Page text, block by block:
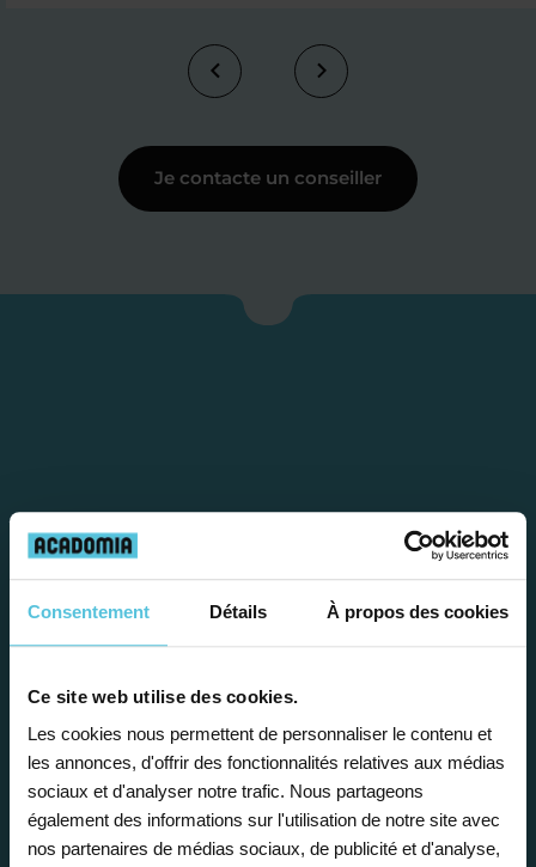
Consentement Détails À propos des cookies
Ce site web utilise des cookies.
Les cookies nous permettent de personnaliser le contenu et
les annonces, d'offrir des fonctionnalités relatives aux médias
sociaux et d'analyser notre trafic. Nous partageons
également des informations sur l'utilisation de notre site avec
nos partenaires de médias sociaux, de publicité et d'analyse,
Je contacte un conseiller
bilan personnalisé
Gratuite et sans engagement, une
première étape pour faire le point sur
la situation scolaire de votre enfant, ses